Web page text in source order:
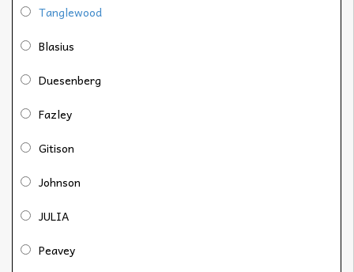
Tanglewood
Blasius
Duesenberg
Fazley
Gitison
Johnson
JULIA
Peavey